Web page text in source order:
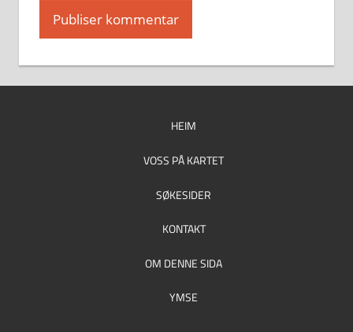
HEIM
VOSS PÅ KARTET
SØKESIDER
KONTAKT
OM DENNE SIDA
YMSE